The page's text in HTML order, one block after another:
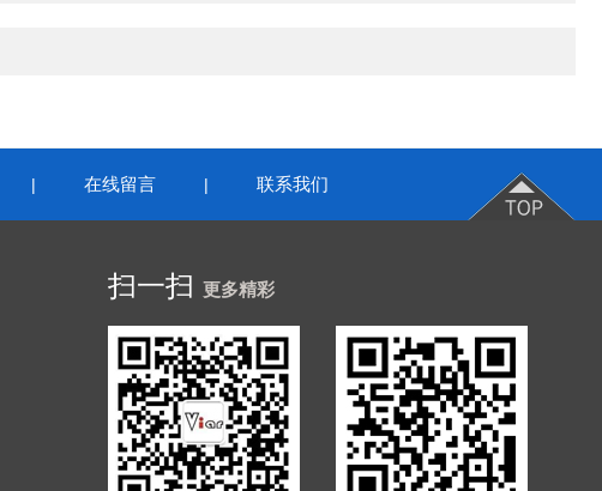
| 在线留言 | 联系我们
扫一扫 更多精彩